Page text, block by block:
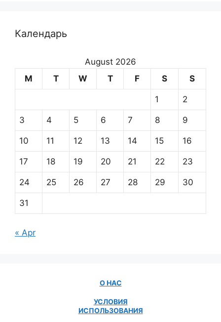
Календарь
August 2026
M
T W T F S S
1 2
3 4 5 6 7 8 9
10 11 12 13 14 15 16
17 18 19 20 21 22 23
24 25 26 27 28 29 30
31
« Apr
О НАС
УСЛОВИЯ
ИСПОЛЬЗОВАНИЯ